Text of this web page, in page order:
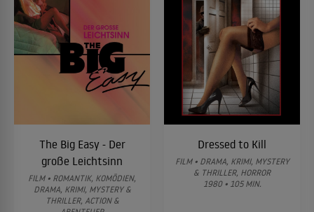
The Big Easy - Der
große Leichtsinn
FILM • ROMANTIK, KOMÖDIEN,
DRAMA, KRIMI, MYSTERY &
THRILLER, ACTION &
Dressed to Kill
FILM • DRAMA, KRIMI, MYSTERY
& THRILLER, HORROR
1980 • 105 MIN.